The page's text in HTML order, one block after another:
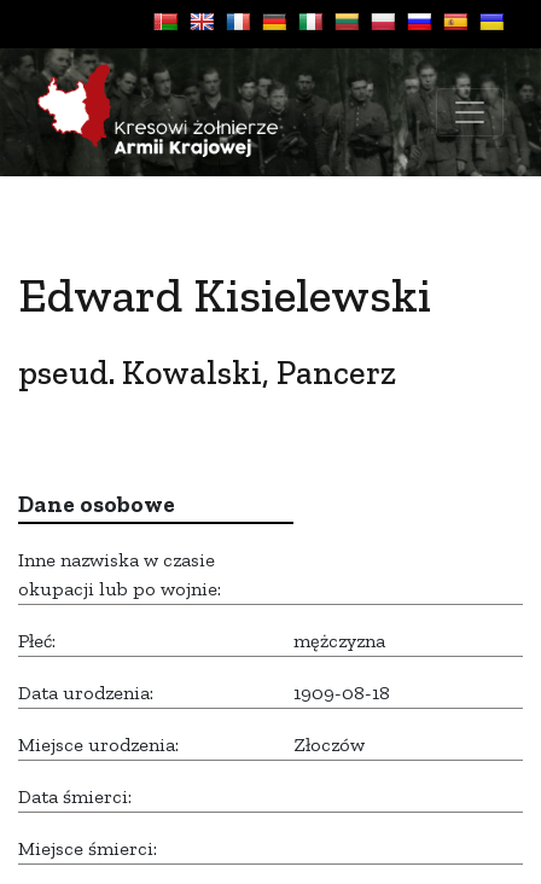
Edward Kisielewski
pseud. Kowalski, Pancerz
Dane osobowe
Inne nazwiska w czasie
okupacji lub po wojnie:
Płeć: mężczyzna
Data urodzenia: 1909-08-18
Miejsce urodzenia: Złoczów
Data śmierci:
Miejsce śmierci: